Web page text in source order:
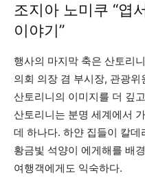
조지아 노미쿠 “엽
이야기”
행사의 마지막 축은 산토리
의회 의장 겸 부시장, 관광
산토리니의 이미지를 더 깊
산토리니는 분명 세계에서
데 하나다. 하얀 집들이 칼
황금빛 석양이 에게해를 배
여행객에게도 익숙하다.